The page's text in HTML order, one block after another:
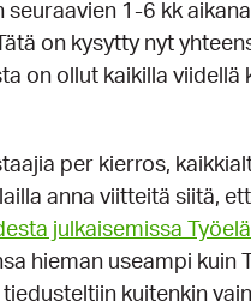
1-6 kk
on kysytty nyt
on ollut kaikilla viidellä
per kierros,
anna viitteitä siitä,
julkaisemissa
hieman useampi kuin
kuitenkin